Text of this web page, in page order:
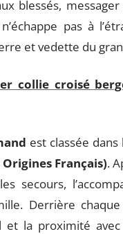
blessés,
pas à
et vedette du
collie croisé
est classée
Français).
secours,
Derrière
la proximité avec